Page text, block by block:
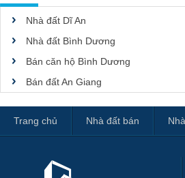
Nhà đất Dĩ An
Nhà đất Bình Dương
Bán căn hộ Bình Dương
Bán đất An Giang
Trang chủ Nhà đất bán